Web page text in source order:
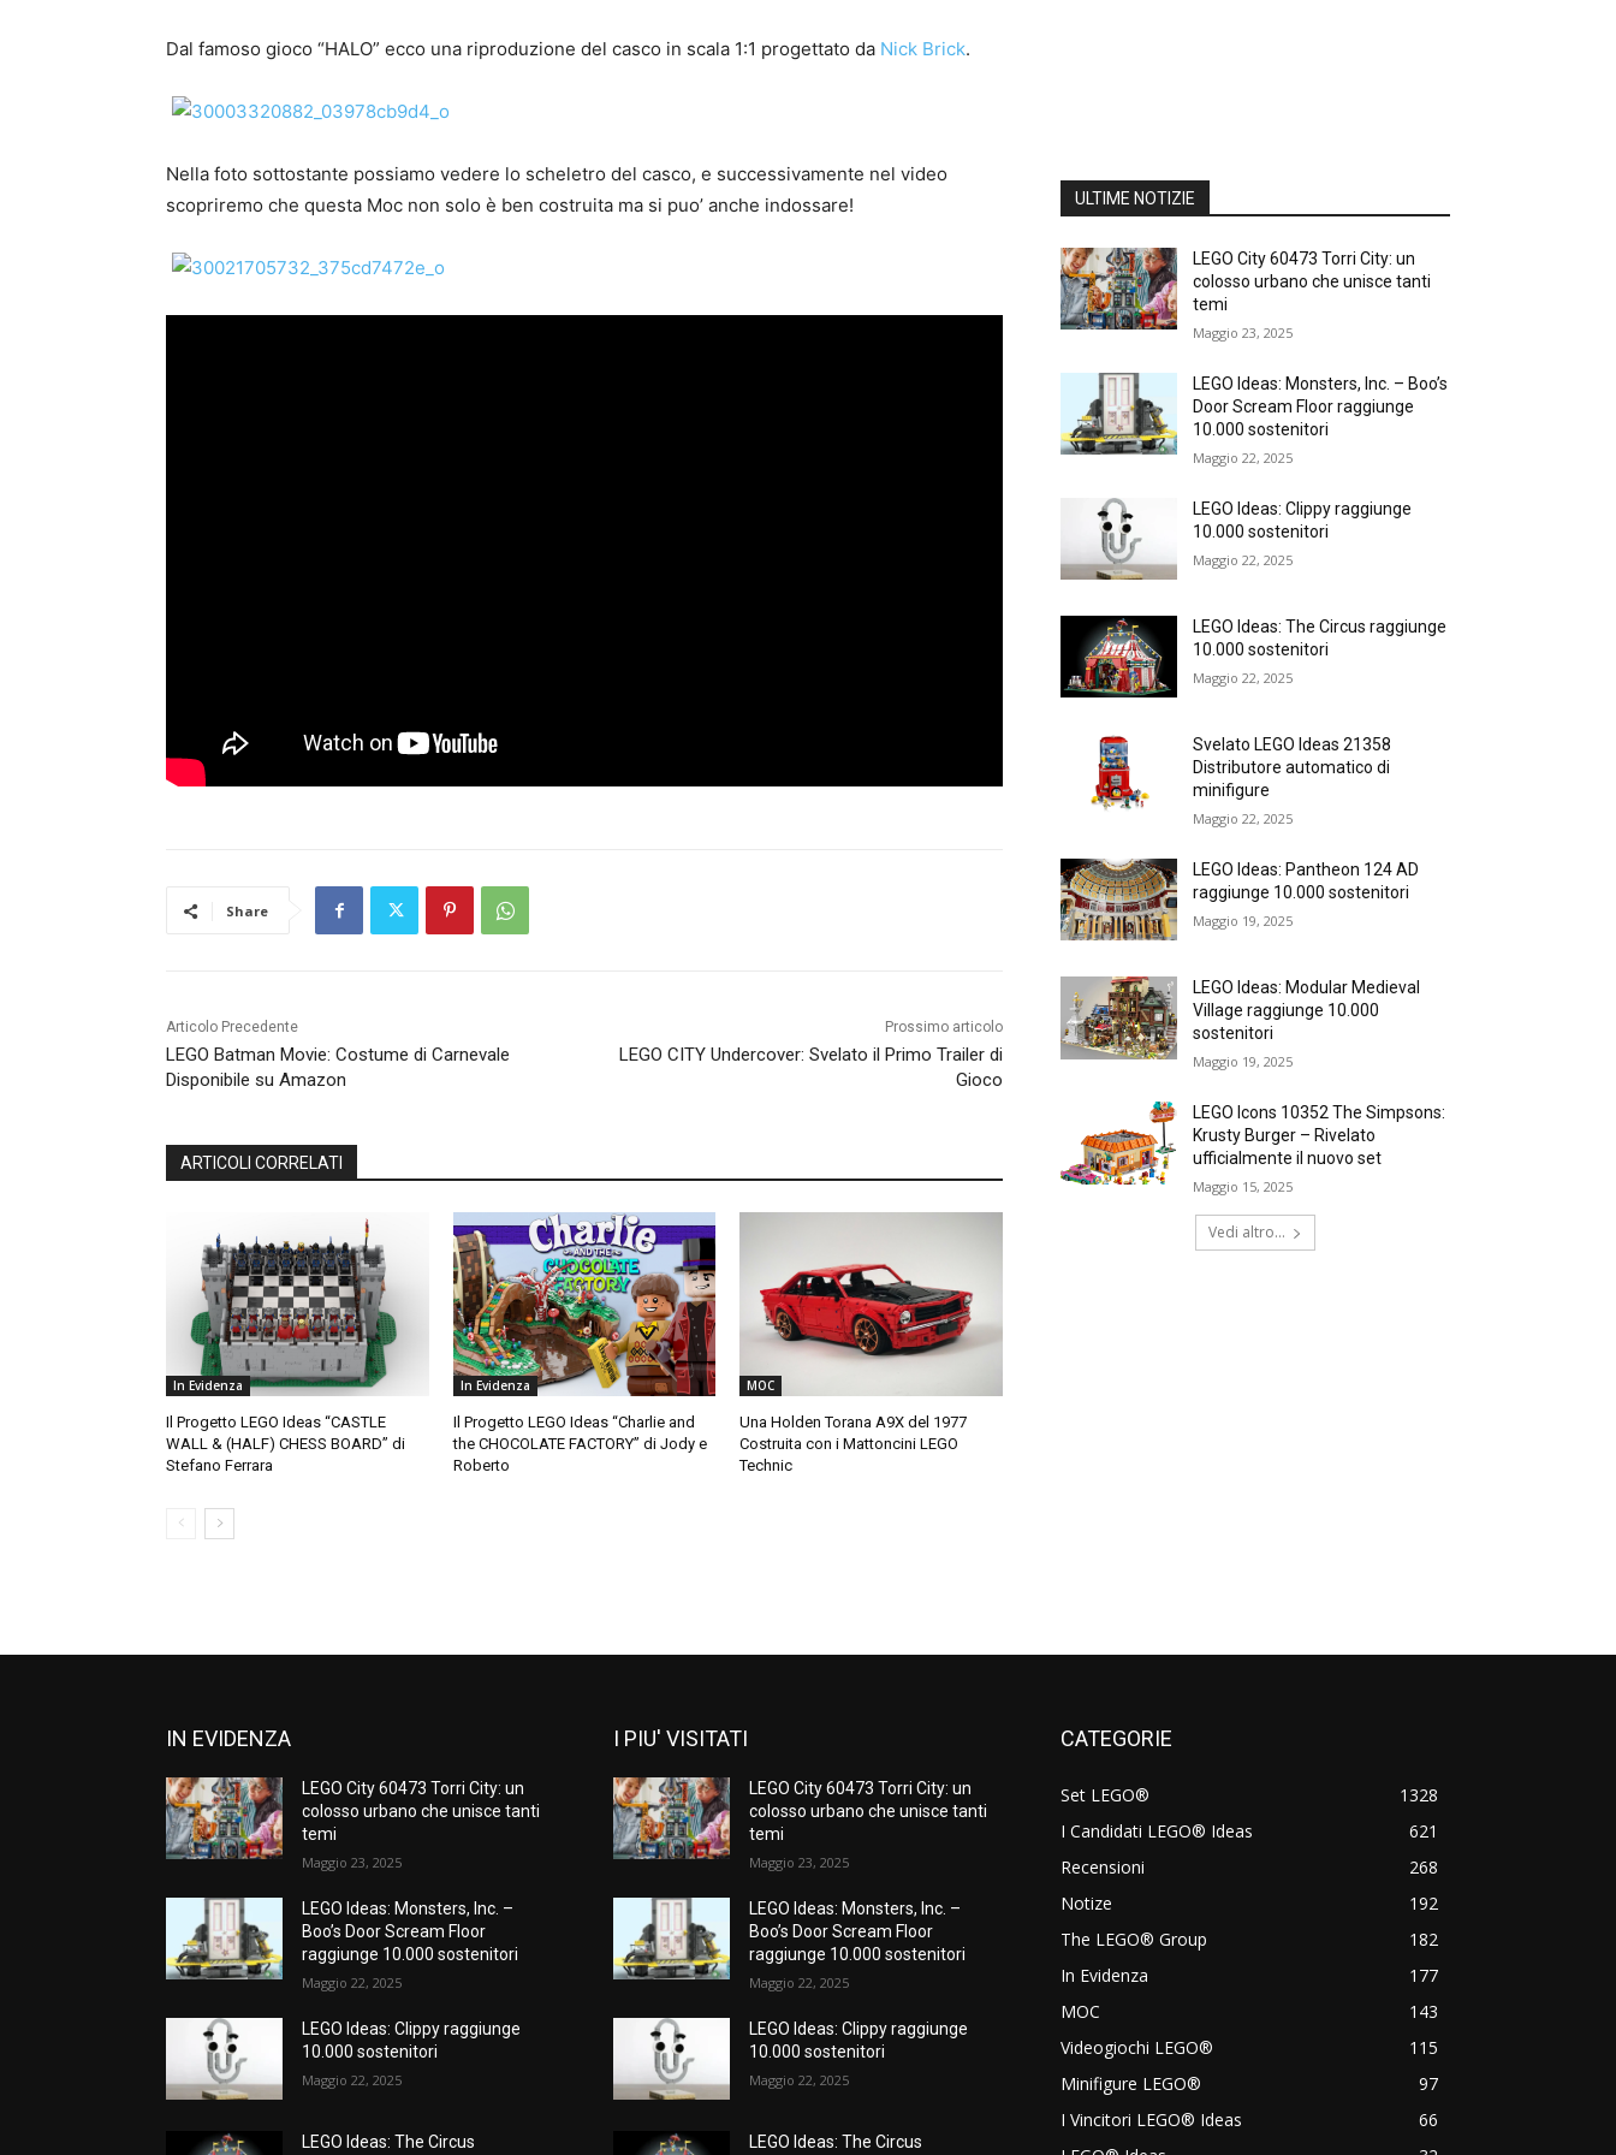
Dal famoso gioco “HALO” ecco una riproduzione del casco in scala 1:1 progettato da Nick Brick.
Nella foto sottostante possiamo vedere lo scheletro del casco, e successivamente nel video
scopriremo che questa Moc non solo è ben costruita ma si puo’ anche indossare!
Share
Articolo Precedente
LEGO Batman Movie: Costume di Carnevale
Disponibile su Amazon
Prossimo articolo
LEGO CITY Undercover: Svelato il Primo Trailer di
Gioco
ARTICOLI CORRELATI
In Evidenza
Il Progetto LEGO Ideas “CASTLE
WALL & (HALF) CHESS BOARD” di
Stefano Ferrara
In Evidenza
Il Progetto LEGO Ideas “Charlie and
the CHOCOLATE FACTORY” di Jody e
Roberto
MOC
Una Holden Torana A9X del 1977
Costruita con i Mattoncini LEGO
Technic
ULTIME NOTIZIE
LEGO City 60473 Torri City: un
colosso urbano che unisce tanti
temi
Maggio 23, 2025
LEGO Ideas: Monsters, Inc. – Boo’s
Door Scream Floor raggiunge
10.000 sostenitori
Maggio 22, 2025
LEGO Ideas: Clippy raggiunge
10.000 sostenitori
Maggio 22, 2025
LEGO Ideas: The Circus raggiunge
10.000 sostenitori
Maggio 22, 2025
Svelato LEGO Ideas 21358
Distributore automatico di
minifigure
Maggio 22, 2025
LEGO Ideas: Pantheon 124 AD
raggiunge 10.000 sostenitori
Maggio 19, 2025
LEGO Ideas: Modular Medieval
Village raggiunge 10.000
sostenitori
Maggio 19, 2025
LEGO Icons 10352 The Simpsons:
Krusty Burger – Rivelato
ufficialmente il nuovo set
Maggio 15, 2025
Vedi altro...
IN EVIDENZA
LEGO City 60473 Torri City: un
colosso urbano che unisce tanti
temi
Maggio 23, 2025
LEGO Ideas: Monsters, Inc. –
Boo’s Door Scream Floor
raggiunge 10.000 sostenitori
Maggio 22, 2025
LEGO Ideas: Clippy raggiunge
10.000 sostenitori
Maggio 22, 2025
LEGO Ideas: The Circus
I PIU' VISITATI
LEGO City 60473 Torri City: un
colosso urbano che unisce tanti
temi
Maggio 23, 2025
LEGO Ideas: Monsters, Inc. –
Boo’s Door Scream Floor
raggiunge 10.000 sostenitori
Maggio 22, 2025
LEGO Ideas: Clippy raggiunge
10.000 sostenitori
Maggio 22, 2025
LEGO Ideas: The Circus
CATEGORIE
Set LEGO®
1328
I Candidati LEGO® Ideas
621
Recensioni
268
Notize
192
The LEGO® Group
182
In Evidenza
177
MOC
143
Videogiochi LEGO®
115
Minifigure LEGO®
97
I Vincitori LEGO® Ideas
66